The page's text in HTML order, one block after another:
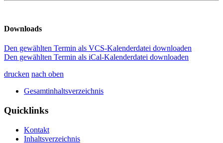
Downloads
Den gewählten Termin als VCS-Kalenderdatei downloaden
Den gewählten Termin als iCal-Kalenderdatei downloaden
drucken nach oben
Gesamtinhaltsverzeichnis
Quicklinks
Kontakt
Inhaltsverzeichnis